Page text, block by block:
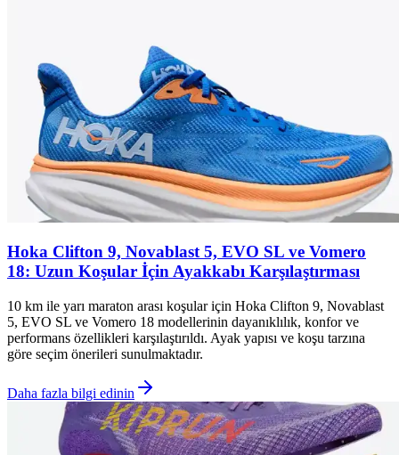
Hoka Clifton 9, Novablast 5, EVO SL ve Vomero
18: Uzun Koşular İçin Ayakkabı Karşılaştırması
10 km ile yarı maraton arası koşular için Hoka Clifton 9, Novablast
5, EVO SL ve Vomero 18 modellerinin dayanıklılık, konfor ve
performans özellikleri karşılaştırıldı. Ayak yapısı ve koşu tarzına
göre seçim önerileri sunulmaktadır.
Daha fazla bilgi edinin